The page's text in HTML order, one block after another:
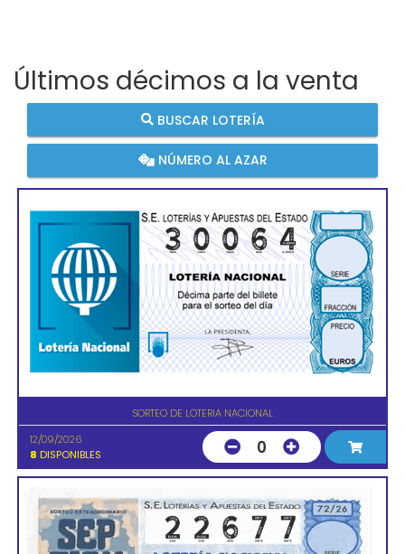
Últimos décimos a la venta
BUSCAR LOTERÍA
NÚMERO AL AZAR
SORTEO DE LOTERIA NACIONAL
12/09/2026
8 DISPONIBLES 0